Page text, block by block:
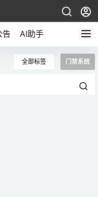
告 AI助手
全部标签 门禁系统